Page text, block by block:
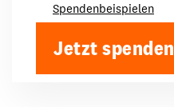
Spendenbeispielen
Jetzt spenden